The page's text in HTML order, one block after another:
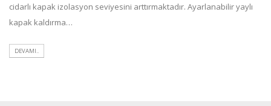
cidarlı kapak izolasyon seviyesini arttırmaktadır. Ayarlanabilir yaylı
kapak kaldırma…
DEVAMI..